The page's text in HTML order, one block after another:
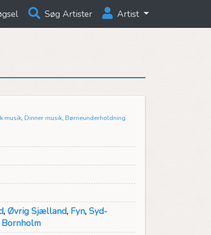
Søg Artister Artist
musik, Dinner musik, Børneunderholdning
,Øvrig Sjælland, Fyn,Syd-
Bornholm